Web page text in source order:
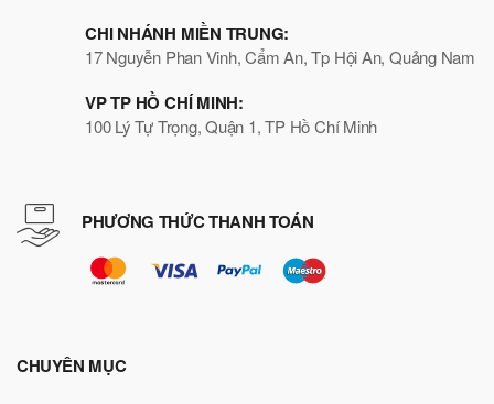
CHI NHÁNH MIỀN TRUNG:
17 Nguyễn Phan Vinh, Cẩm An, Tp Hội An, Quảng Nam
VP TP HỒ CHÍ MINH:
100 Lý Tự Trọng, Quận 1, TP Hồ Chí Minh
PHƯƠNG THỨC THANH TOÁN
CHUYÊN MỤC